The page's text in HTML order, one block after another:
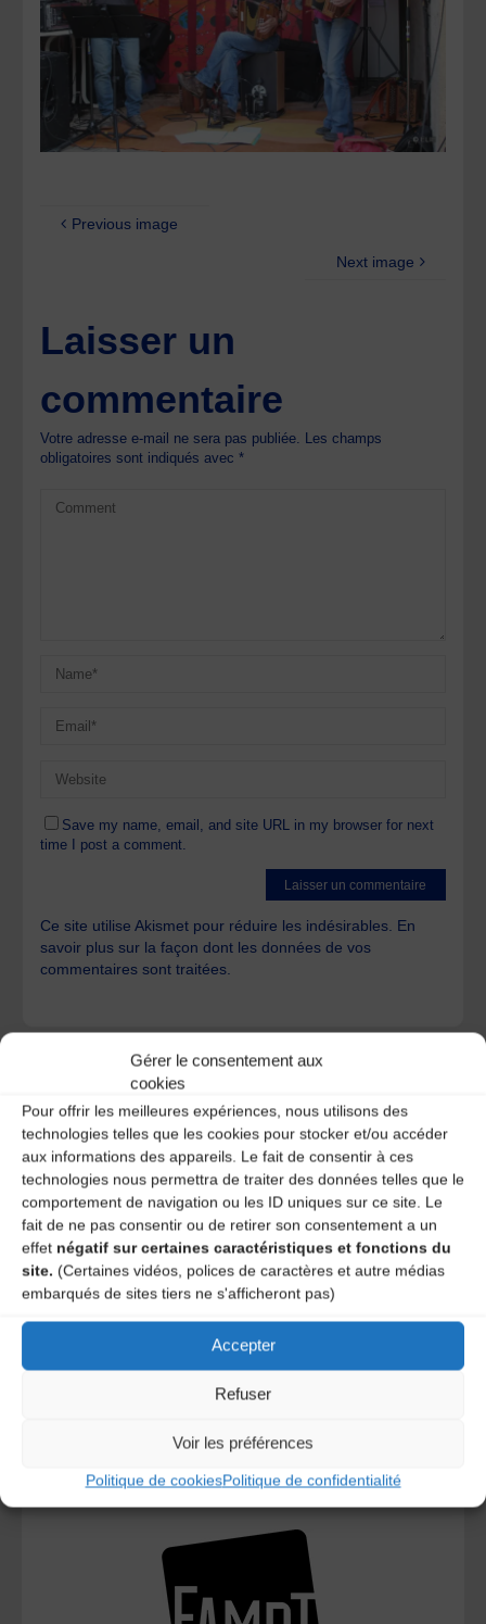
Gérer le consentement aux
cookies
Pour offrir les meilleures expériences, nous utilisons des
technologies telles que les cookies pour stocker et/ou accéder
aux informations des appareils. Le fait de consentir à ces
technologies nous permettra de traiter des données telles que le
comportement de navigation ou les ID uniques sur ce site. Le
fait de ne pas consentir ou de retirer son consentement a un
effet négatif sur certaines caractéristiques et fonctions du
site. (Certaines vidéos, polices de caractères et autre médias
embarqués de sites tiers ne s'afficheront pas)
Accepter
Refuser
Voir les préférences
Politique de cookiesPolitique de confidentialité
Previous image
Next image
Laisser un
commentaire
Votre adresse e-mail ne sera pas publiée.
Les champs
obligatoires sont indiqués avec*
Save my name, email, and site URL in my browser for next
time I post a comment.
Ce site utilise Akismet pour réduire les indésirables. En
savoir plus sur la façon dont les données de vos
commentaires sont traitées
A DECOUVRIR :
Le distributeur des musiques Trad'